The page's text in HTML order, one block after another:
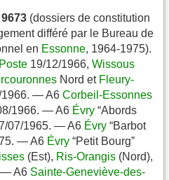
(dossiers de constitution
différé par le Bureau de
en Essonne, 1964-1975).
19/12/1966, Wissous
Nord et Fleury-
1966. — A6 Corbeil-Essonnes
1966. — A6 Évry “Abords
07/1965. — A6 Évry “Barbot
— A6 Évry “Petit Bourg”
(Est), Ris-Orangis (Nord),
— A6 Sainte-Geneviève-des-